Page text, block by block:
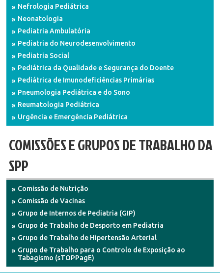
Nefrologia Pediátrica
Neonatologia
Pediatria Ambulatória
Pediatria do Neurodesenvolvimento
Pediatria Social
Pediátrica da Qualidade e Segurança do Doente
Pediátrica de Imunodeficiências Primárias
Pneumologia Pediátrica e do Sono
Reumatologia Pediátrica
Urgência e Emergência Pediátrica
COMISSÕES E GRUPOS DE TRABALHO DA
SPP
Comissão de Nutrição
Comissão de Vacinas
Grupo de Internos de Pediatria (GIP)
Grupo de Trabalho de Desporto em Pediatria
Grupo de Trabalho de Hipertensão Arterial
Grupo de Trabalho para o Controlo de Exposição ao
Tabagismo (sTOPPagE)